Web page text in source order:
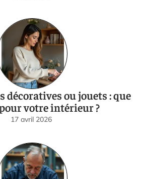
décoratives ou jouets : que
votre intérieur ?
17 avril 2026